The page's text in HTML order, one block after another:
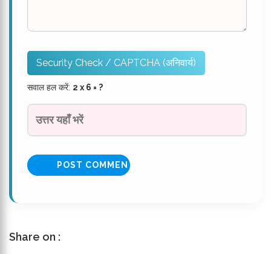
Security Check / CAPTCHA (अनिवार्य)
सवाल हल करें: 2 x 6 = ?
Share on :